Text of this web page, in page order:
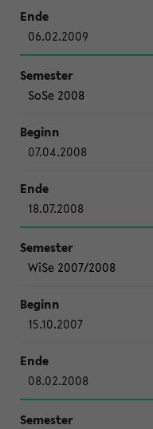
06.02.2009
SoSe 2008
07.04.2008
18.07.2008
WiSe 2007/2008
15.10.2007
08.02.2008